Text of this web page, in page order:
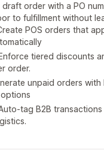
order with a PO
to fulfillment without
POS orders that
tiered discounts
order.
unpaid orders with
tag B2B